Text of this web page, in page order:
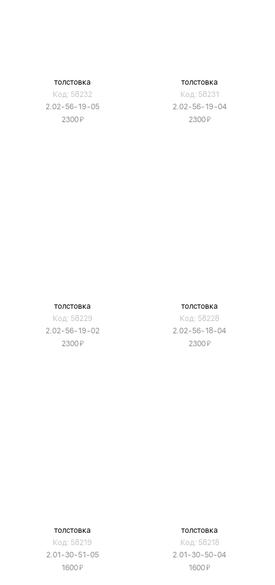
толстовка
Код: 58232
2.02-56-19-05
2300Я
толстовка
Код: 58231
2.02-56-19-04
2300Я
толстовка
Код: 58229
2.02-56-19-02
2300Я
толстовка
Код: 58228
2.02-56-18-04
2300Я
толстовка
Код: 58219
2.01-30-51-05
1600Я
толстовка
Код: 58218
2.01-30-50-04
1600Я